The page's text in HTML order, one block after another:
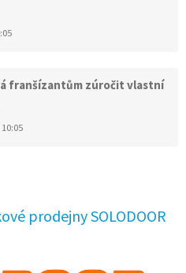
franšízantům zúročit vlastní
prodejny SOLODOOR